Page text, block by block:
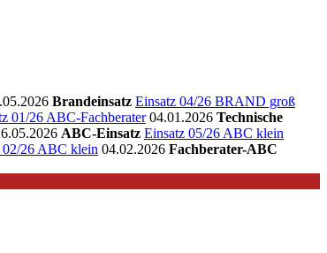
Brandeinsatz Einsatz 04/26 BRAND groß
01/26 ABC-Fachberater 04.01.2026 Technische
ABC-Einsatz Einsatz 05/26 ABC klein
02/26 ABC klein 04.02.2026 Fachberater-ABC